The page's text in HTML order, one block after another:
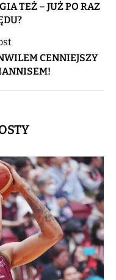
TEŻ – JUŻ PO RAZ
CENNIEJSZY